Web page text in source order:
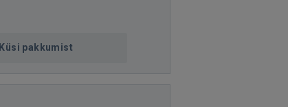
Küsi pakkumist